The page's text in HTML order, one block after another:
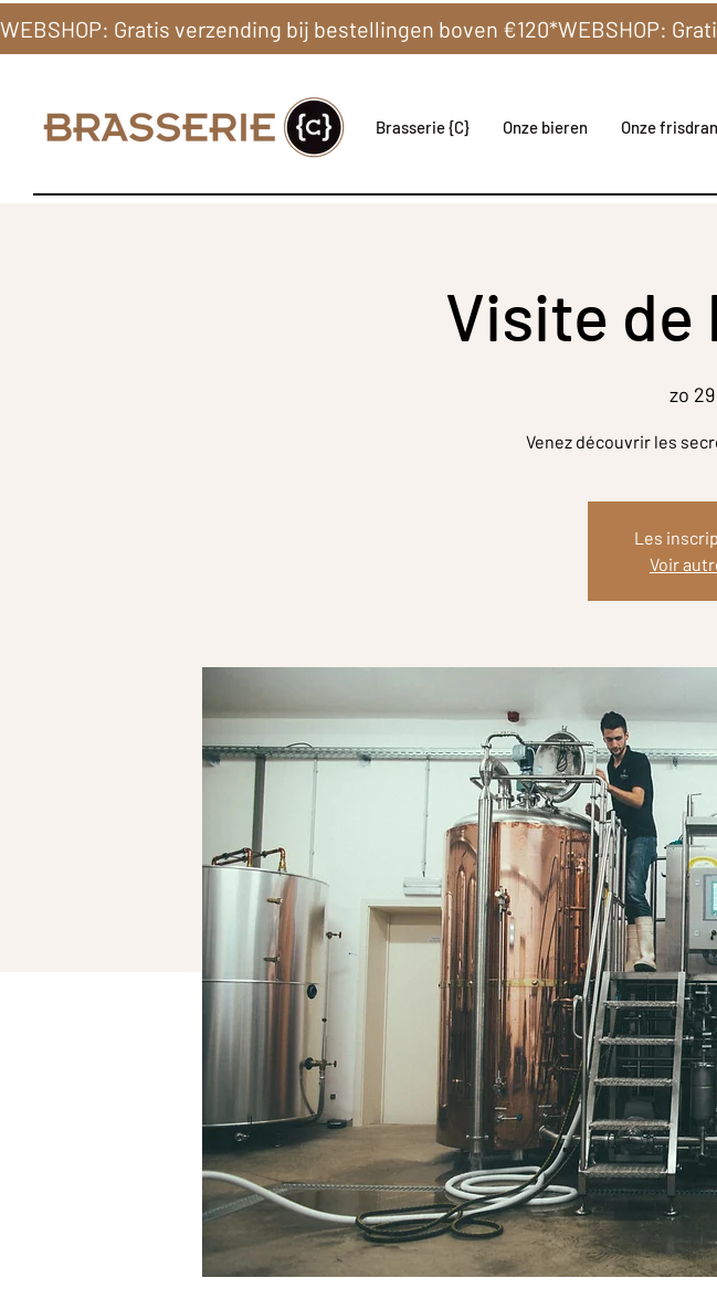
Brasserie {C} Onze bieren Onze
Visite de
zo
Venez découvrir les
Les
Voir